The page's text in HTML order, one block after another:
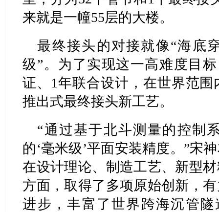
来就是一幢55层的大楼。
最终接头的对接就像“海底
级”。为了实现这一高难度目
证、1年联合设计，在世界范
推出式最终接头新工艺。
“通过基于北斗测量的控制
的‘毫米级’平面安装精度。”宋
在设计理论、制造工艺、新型
方面，取得了多项原始创新，
进步，丰富了世界跨海沉管